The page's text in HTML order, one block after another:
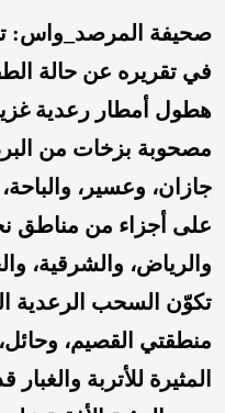
صحيفة المرصد_واس:
في تقريره عن حالة
هطول أمطار رعدية
مصحوبة بزخات من
جازان، وعسير،
على أجزاء من مناطق
والرياض، والشرقية،
تكوّن السحب الرعدية
منطقتي القصيم،
المثيرة للأتربة